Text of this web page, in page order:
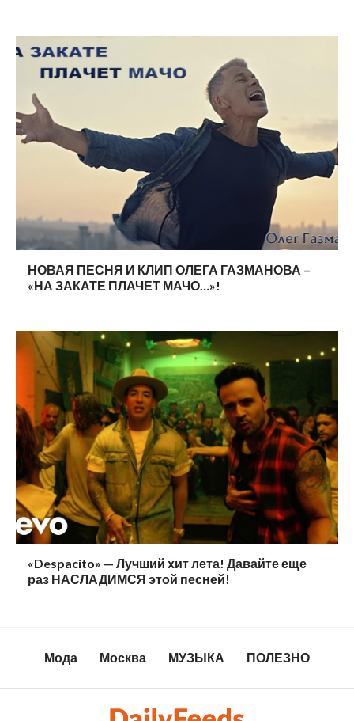
НОВАЯ ПЕСНЯ И КЛИП ОЛЕГА ГАЗМАНОВА –
«НА ЗАКАТЕ ПЛАЧЕТ МАЧО…»!
«Despacito» — Лучший хит лета! Давайте еще
раз НАСЛАДИМСЯ этой песней!
Мода Москва МУЗЫКА ПОЛЕЗНО